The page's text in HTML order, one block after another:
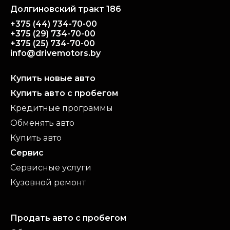
Долгиновский тракт 186
+375 (44) 734-70-00
+375 (29) 734-70-00
+375 (25) 734-70-00
info@drivemotors.by
Купить новые авто
Купить авто с пробегом
Кредитные программы
Обменять авто
Купить авто
Сервис
Сервисные услуги
Кузовной ремонт
Продать авто с пробегом